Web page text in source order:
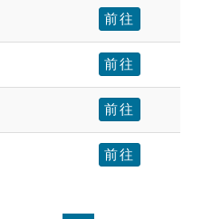
前往
前往
前往
前往